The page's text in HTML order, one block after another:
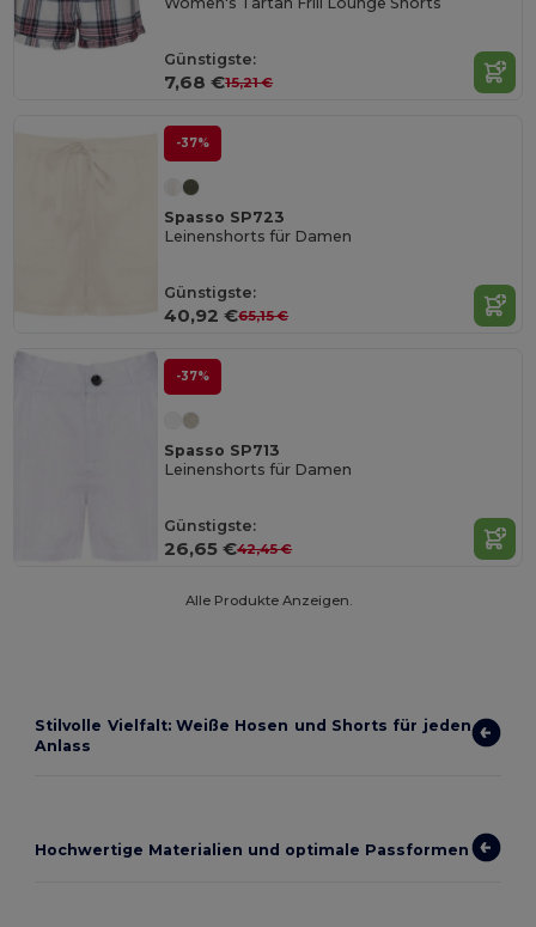
Günstigste:
7,68 €15,21 €
-37%
Spasso SP723
Leinenshorts für Damen
Günstigste:
40,92 €65,15 €
-37%
Spasso SP713
Leinenshorts für Damen
Günstigste:
26,65 €42,45 €
Alle Produkte Anzeigen.
Stilvolle Vielfalt: Weiße Hosen und Shorts für jeden
Anlass
Hochwertige Materialien und optimale Passformen